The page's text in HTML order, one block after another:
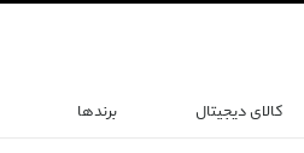
کالای دیجیتال برندها